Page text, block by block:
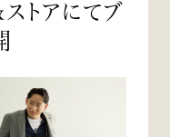
トアにてブ